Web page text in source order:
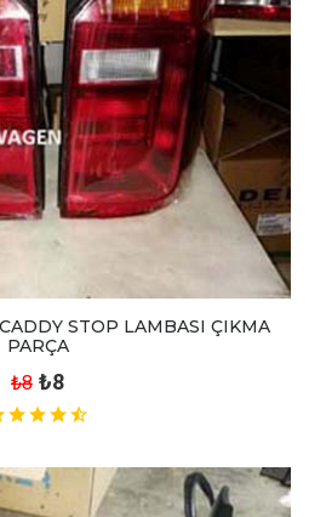
STOP LAMBASI ÇIKMA
PARÇA
₺8 ₺8